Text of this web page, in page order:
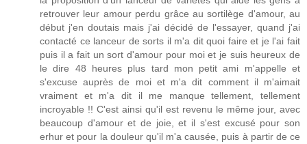
retrouver leur amour perdu grâce au sortilège d'amour, au
début j'en doutais mais j'ai décidé de l'essayer, quand j'ai
contacté ce lanceur de sorts il m'a dit quoi faire et je l'ai fait
puis il a fait un sort d'amour pour moi et je suis heureux de
le dire 48 heures plus tard mon petit ami m'appelle et
s'excuse auprès de moi et m'a dit comment il m'aimait
vraiment et m'a dit il me manque tellement, tellement
incroyable !! C'est ainsi qu'il est revenu le même jour, avec
beaucoup d'amour et de joie, et il s'est excusé pour son
erhur et pour la douleur qu'il m'a causée, puis à partir de ce